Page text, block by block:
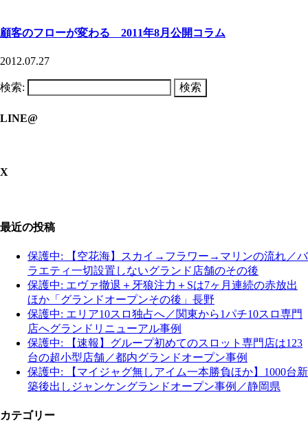
顧客のフローが変わる 2011年8月公開コラム
2012.07.27
検索:
LINE@
X
最近の投稿
保護中: 【空花海】スカイ→フラワー→マリンの流れ／バ
ラエティ一切設置しないグランド店舗のその後
保護中: エヴァ撤退＋牙狼注力＋Sは7ヶ月連続の赤放出
ほか「グランドオープンその後」長野
保護中: エリア10スロ独占へ／関東から1パチ10スロ専門
店へグランドリニューアル事例
保護中: 【速報】グループ初めてのスロット専門店は123
台の超小型店舗／都内グランドオープン事例
保護中: 【マイジャグ無しアイム一本勝負ほか】1000台新
築後出しジャンケングランドオープン事例／静岡県
カテゴリー